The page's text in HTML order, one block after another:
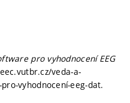
pro vyhodnocení EEG
veda-a-
vyhodnocení-eeg-dat.